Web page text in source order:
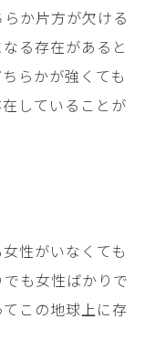
か片方が欠ける
る存在があると
らかが強くても
していることが
性がいなくても
も女性ばかりで
この地球上に存